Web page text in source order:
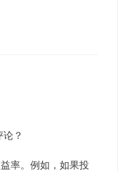
？
率。例如，如果投